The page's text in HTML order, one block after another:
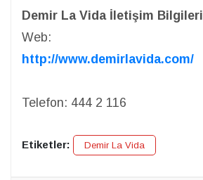
Demir La Vida İletişim Bilgileri
Web:
http://www.demirlavida.com/
Telefon: 444 2 116
Etiketler: Demir La Vida